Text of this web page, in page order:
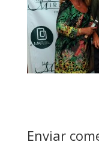
Enviar